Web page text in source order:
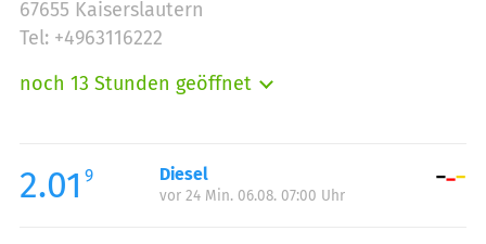
67655 Kaiserslautern
Tel: +4963116222
noch 13 Stunden geöffnet
Mittwoch:
06:00-23:00
Donnerstag:
2.01 9 Diesel
vor 24 Min. 06.08. 07:00 Uhr